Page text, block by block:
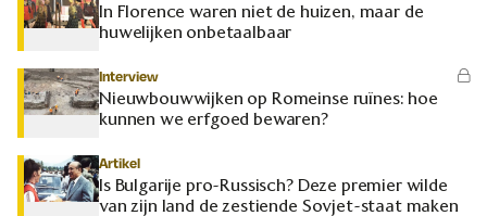
In Florence waren niet de huizen, maar de
huwelijken onbetaalbaar
Interview
Nieuwbouwwijken op Romeinse ruïnes: hoe
kunnen we erfgoed bewaren?
Artikel
Is Bulgarije pro-Russisch? Deze premier wilde
van zijn land de zestiende Sovjet-staat maken